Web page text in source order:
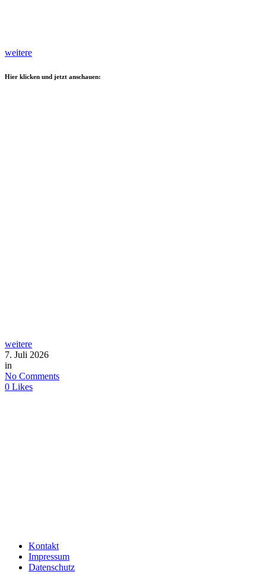
weitere
Hier klicken und jetzt anschauen:
weitere
7. Juli 2026
in
No Comments
0 Likes
Kontakt
Impressum
Datenschutz